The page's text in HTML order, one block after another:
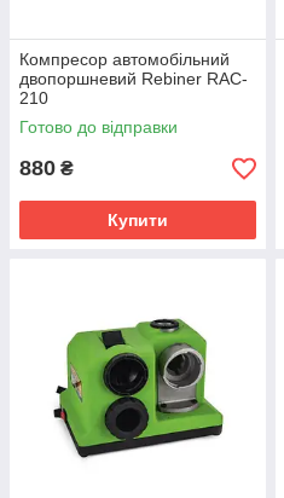
Компресор автомобільний
двопоршневий Rebiner RAC-
210
Готово до відправки
880 ₴
Купити